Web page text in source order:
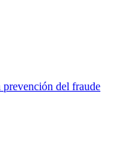
del fraude